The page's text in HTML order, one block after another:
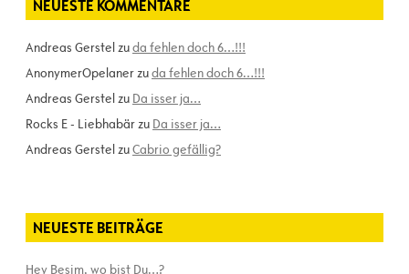
NEUESTE KOMMENTARE
Andreas Gerstelzuda fehlen doch 6…!!!
AnonymerOpelanerzuda fehlen doch 6…!!!
Andreas Gerstelzu Da isser ja…
Rocks E - Liebhabärzu Da isser ja…
Andreas GerstelzuCabrio gefällig?
NEUESTE BEITRÄGE
Hey Besim, wo bist Du…?